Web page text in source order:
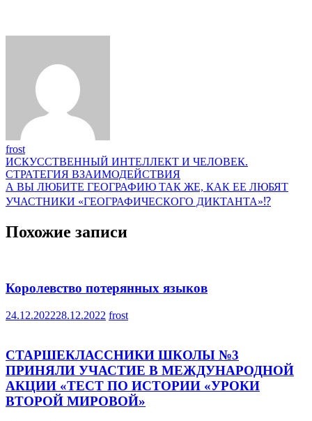
frost
Навигация
по
записям
ИСКУССТВЕННЫЙ ИНТЕЛЛЕКТ И ЧЕЛОВЕК.
СТРАТЕГИЯ ВЗАИМОДЕЙСТВИЯ
А ВЫ ЛЮБИТЕ ГЕОГРАФИЮ ТАК ЖЕ, КАК ЕЕ ЛЮБЯТ
УЧАСТНИКИ «ГЕОГРАФИЧЕСКОГО ДИКТАНТА»⁉
Похожие записи
Королевство потерянных языков
24.12.202228.12.2022 frost
СТАРШЕКЛАССНИКИ ШКОЛЫ №3
ПРИНЯЛИ УЧАСТИЕ В МЕЖДУНАРОДНОЙ
АКЦИИ «ТЕСТ ПО ИСТОРИИ «УРОКИ
ВТОРОЙ МИРОВОЙ»